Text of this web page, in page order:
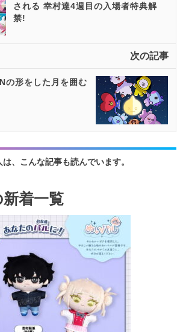
される 幸村達4週目の入場者特典解
禁!
次の記事
の形をした月を囲む
、こんな記事も読んでいます。
着一覧